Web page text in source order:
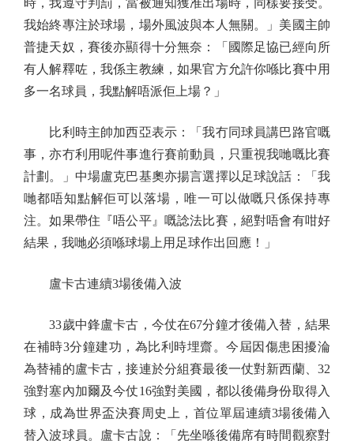
我始終專注於球場，場外風波與本人無關。」美國主帥
普捷天奴，賽後亦顯得十分無奈：「國際足協已經向所
有人解釋咗，我係主教練，如果官方允許你喺比賽中用
多一名球員，我點解唔派佢上場？」
比利時主帥加西亞表示：「我冇同球員講巴路官嘅
事，亦冇利用呢件事進行賽前動員，只重視我哋嘅比賽
計劃。」中場盧克巴基奧亦揚言選擇以足球說話：「我
哋都唔知點解佢可以落場，唯一可以做嘅只係保持專
注。如果帶住『唔公平』嘅諗法比賽，絕對唔會有咁好
結果，我哋必須喺球場上用足球作出回應！」
盧卡古連續3場後備入波
33歲中鋒盧卡古，今仗在67分鐘才後備入替，結果
在補時3分鐘建功，為比利時埋齋。今屆因傷患困擾淪
為替補的盧卡古，接連於分組賽最後一仗對新西蘭、32
強對塞內加爾及今仗16強對美國，都以後備身份取得入
球，成為世界盃決賽周史上，首位單屆連續3場後備入
替入波球員。盧卡古說：「先坐喺後備席有時間觀察對